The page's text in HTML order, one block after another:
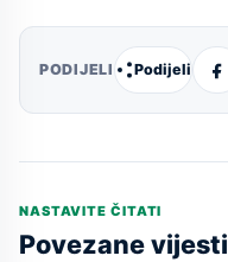
PODIJELI Podijeli
NASTAVITE ČITATI
Povezane vijesti